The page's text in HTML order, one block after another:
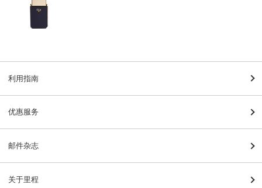
利用指南
优惠服务
邮件杂志
关于里程